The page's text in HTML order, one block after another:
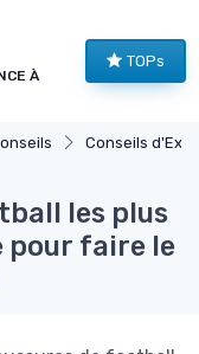
À
TOPs
Conseils
les plus
pour faire le